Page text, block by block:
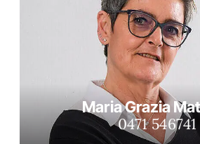
Maria Grazia
0471 546741